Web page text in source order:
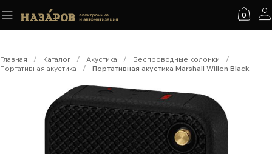
0
Главная / Каталог / Акустика / Беспроводные колонки
/
Портативная акустика
/ Портативная акустика Marshall Willen Black